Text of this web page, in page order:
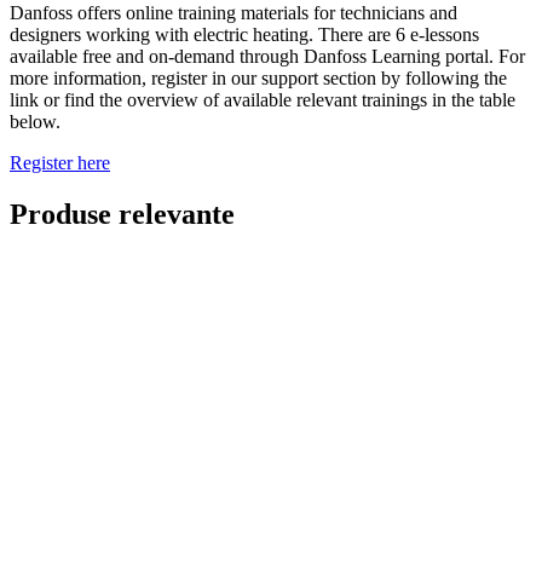
Danfoss offers online training materials for technicians and
designers working with electric heating. There are 6 e-lessons
available free and on-demand through Danfoss Learning portal. For
more information, register in our support section by following the
link or find the overview of available relevant trainings in the table
below.
Register here
Produse relevante